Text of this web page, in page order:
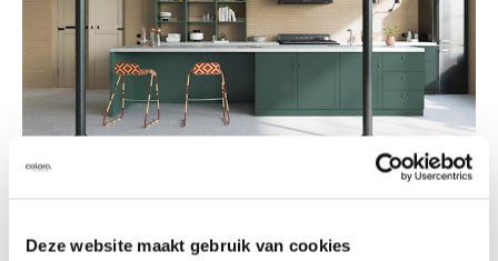
Deze website maakt gebruik van cookies